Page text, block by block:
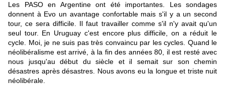
Les PASO en Argentine ont été importantes. Les sondages
donnent à Evo un avantage confortable mais s'il y a un second
tour, ce sera difficile. Il faut travailler comme s'il n'y avait qu'un
seul tour. En Uruguay c'est encore plus difficile, on a réduit le
cycle. Moi, je ne suis pas très convaincu par les cycles. Quand le
néolibéralisme est arrivé, à la fin des années 80, il est resté avec
nous jusqu'au début du siècle et il semait sur son chemin
désastres après désastres. Nous avons eu la longue et triste nuit
néolibérale.